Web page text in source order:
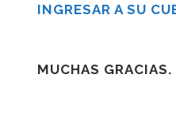
INGRESAR A SU
MUCHAS GRACIAS.